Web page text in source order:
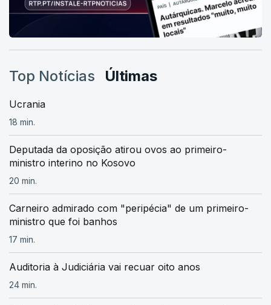
Top Notícias Últimas
Ucrania
18 min.
Deputada da oposição atirou ovos ao primeiro-
ministro interino no Kosovo
20 min.
Carneiro admirado com "peripécia" de um primeiro-
ministro que foi banhos
17 min.
Auditoria à Judiciária vai recuar oito anos
24 min.